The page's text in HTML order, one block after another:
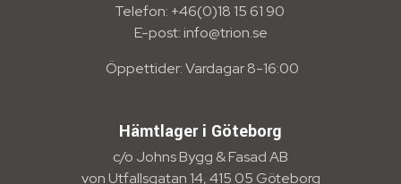
Telefon: +46(0)18 15 61 90
E-post: info@trion.se
Öppettider: Vardagar 8-16:00
Hämtlager i Göteborg
c/o Johns Bygg & Fasad AB
von Utfallsgatan 14, 415 05 Göteborg